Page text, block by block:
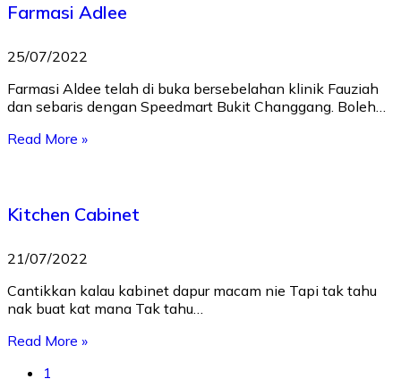
Farmasi Adlee
25/07/2022
Farmasi Aldee telah di buka bersebelahan klinik Fauziah
dan sebaris dengan Speedmart Bukit Changgang. Boleh…
Read More »
Kitchen Cabinet
21/07/2022
Cantikkan kalau kabinet dapur macam nie Tapi tak tahu
nak buat kat mana Tak tahu…
Read More »
1